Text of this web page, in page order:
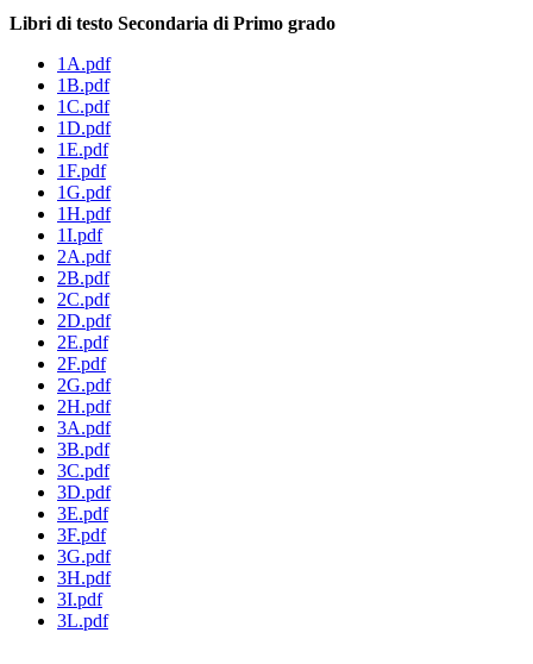
Libri di testo Secondaria di Primo grado
1A.pdf
1B.pdf
1C.pdf
1D.pdf
1E.pdf
1F.pdf
1G.pdf
1H.pdf
1I.pdf
2A.pdf
2B.pdf
2C.pdf
2D.pdf
2E.pdf
2F.pdf
2G.pdf
2H.pdf
3A.pdf
3B.pdf
3C.pdf
3D.pdf
3E.pdf
3F.pdf
3G.pdf
3H.pdf
3I.pdf
3L.pdf